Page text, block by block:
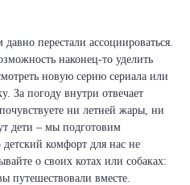
перестали ассоциироваться.
наконец-то уделить
новую серию сериала или
За погоду внутри отвечает
ни летней жары, ни
дети – мы подготовим
комфорт для нас не
о своих котах или собаках:
путешествовали вместе.